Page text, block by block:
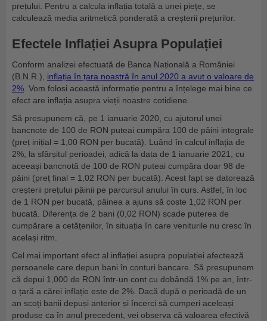
prețului. Pentru a calcula inflația totală a unei piețe, se
calculează media aritmetică ponderată a creșterii prețurilor.
Efectele Inflației Asupra Populației
Conform analizei efectuată de Banca Națională a României
(B.N.R.), inflația în țara noastră în anul 2020 a avut o valoare de
2%. Vom folosi această informație pentru a înțelege mai bine ce
efect are inflația asupra vieții noastre cotidiene.
Să presupunem că, pe 1 ianuarie 2020, cu ajutorul unei
bancnote de 100 de RON puteai cumpăra 100 de pâini integrale
(preț inițial = 1,00 RON per bucată). Luând în calcul inflația de
2%, la sfârșitul perioadei, adică la data de 1 ianuarie 2021, cu
aceeași bancnotă de 100 de RON puteai cumpăra doar 98 de
pâini (preț final = 1,02 RON per bucată). Acest fapt se datorează
creșterii prețului pâinii pe parcursul anului în curs. Astfel, în loc
de 1 RON per bucată, pâinea a ajuns să coste 1,02 RON per
bucată. Diferența de 2 bani (0,02 RON) scade puterea de
cumpărare a cetățenilor, în situația în care veniturile nu cresc în
același ritm.
Cel mai important efect al inflației asupra populației afectează
persoanele care depun bani în conturi bancare. Să presupunem
că depui 1,000 de RON într-un cont cu dobândă 1% pe an, într-
o țară a cărei inflație este de 2%. Dacă după o perioadă de un
an scoți banii depuși anterior și încerci să cumperi aceleași
produse ca în anul precedent, vei observa că valoarea efectivă